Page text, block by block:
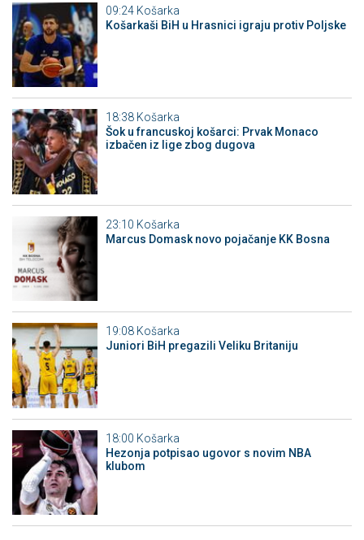
09:24 Košarka
Košarkaši BiH u Hrasnici igraju protiv Poljske
18:38 Košarka
Šok u francuskoj košarci: Prvak Monaco
izbačen iz lige zbog dugova
23:10 Košarka
Marcus Domask novo pojačanje KK Bosna
19:08 Košarka
Juniori BiH pregazili Veliku Britaniju
18:00 Košarka
Hezonja potpisao ugovor s novim NBA
klubom